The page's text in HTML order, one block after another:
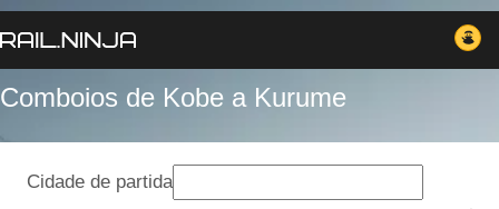
Comboios de Kobe a Kurume
Cidade de partida